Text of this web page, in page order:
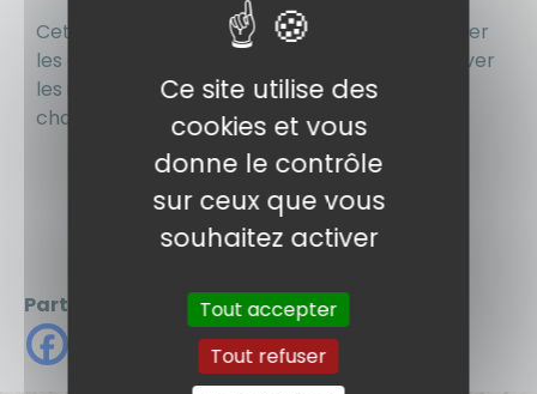
Cette première immersion a permis de rassurer
les élèves, de répondre à leurs questions et lever
les inquiétudes qu’ils peuvent avoir face à ce
changement dans leur scolarité.
Partager
Ce site utilise des
cookies et vous
donne le contrôle
sur ceux que vous
souhaitez activer
Tout accepter
Tout refuser